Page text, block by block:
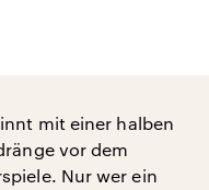
mit einer halben
vor dem
Nur wer ein